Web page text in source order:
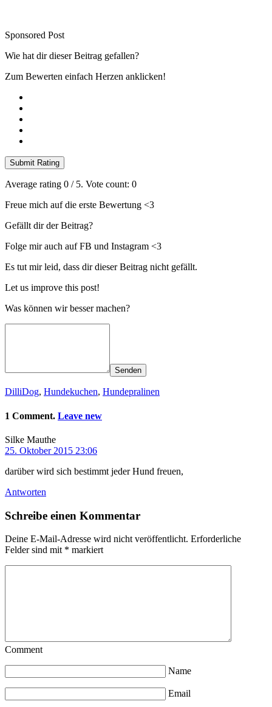
Sponsored Post
Wie hat dir dieser Beitrag gefallen?
Zum Bewerten einfach Herzen anklicken!
Submit Rating
Average rating 0 / 5. Vote count: 0
Freue mich auf die erste Bewertung <3
Gefällt dir der Beitrag?
Folge mir auch auf FB und Instagram <3
Es tut mir leid, dass dir dieser Beitrag nicht gefällt.
Let us improve this post!
Was können wir besser machen?
Senden
DilliDog, Hundekuchen, Hundepralinen
1 Comment. Leave new
Silke Mauthe
25. Oktober 2015 23:06
darüber wird sich bestimmt jeder Hund freuen,
Antworten
Schreibe einen Kommentar
Deine E-Mail-Adresse wird nicht veröffentlicht. Erforderliche
Felder sind mit * markiert
Comment
Name
Email